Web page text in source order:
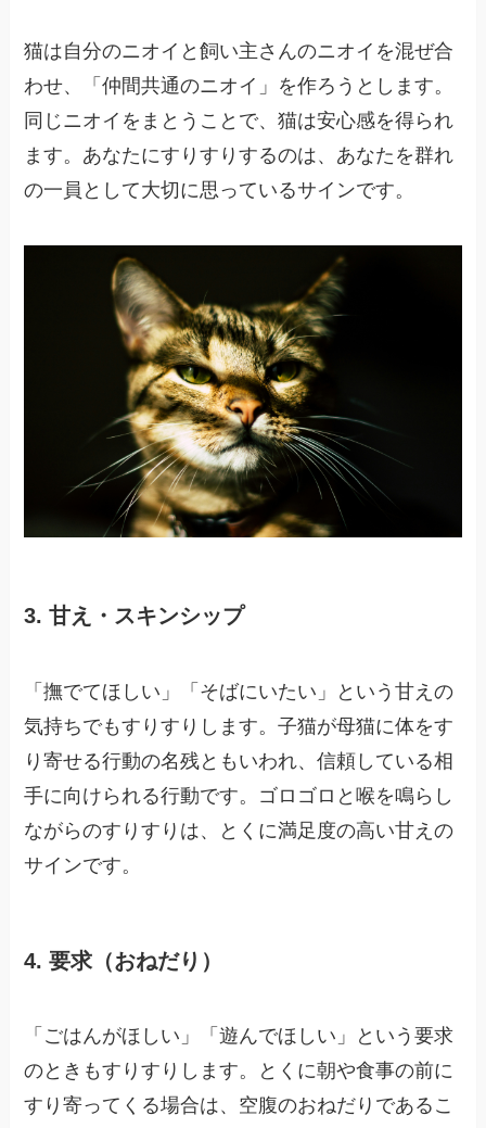
猫は自分のニオイと飼い主さんのニオイを混ぜ合
わせ、「仲間共通のニオイ」を作ろうとします。
同じニオイをまとうことで、猫は安心感を得られ
ます。あなたにすりすりするのは、あなたを群れ
の一員として大切に思っているサインです。
3. 甘え・スキンシップ
「撫でてほしい」「そばにいたい」という甘えの
気持ちでもすりすりします。子猫が母猫に体をす
り寄せる行動の名残ともいわれ、信頼している相
手に向けられる行動です。ゴロゴロと喉を鳴らし
ながらのすりすりは、とくに満足度の高い甘えの
サインです。
4. 要求（おねだり）
「ごはんがほしい」「遊んでほしい」という要求
のときもすりすりします。とくに朝や食事の前に
すり寄ってくる場合は、空腹のおねだりであるこ